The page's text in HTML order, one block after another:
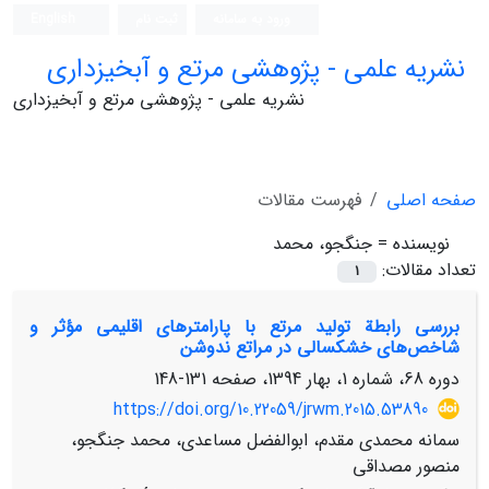
نشریه علمی - پژوهشی مرتع و آبخیزداری
نشریه علمی - پژوهشی مرتع و آبخیزداری
صفحه اصلی
فهرست مقالات
نویسنده = جنگجو، محمد
تعداد مقالات:
1
بررسی رابطة تولید مرتع با پارامترهای اقلیمی مؤثر و
شاخص‌های خشکسالی در مراتع ندوشن
دوره 68، شماره 1، بهار 1394، صفحه
131-148
https://doi.org/10.22059/jrwm.2015.53890
سمانه محمدی مقدم، ابوالفضل مساعدی، محمد جنگجو،
منصور مصداقی